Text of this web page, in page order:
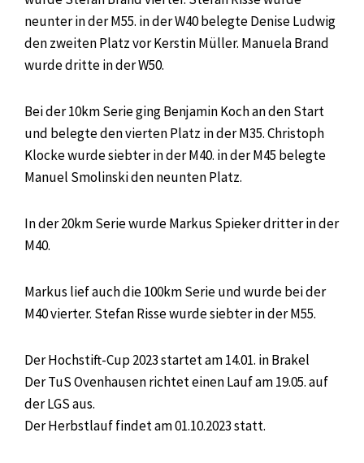
neunter in der M55. in der W40 belegte Denise Ludwig
den zweiten Platz vor Kerstin Müller. Manuela Brand
wurde dritte in der W50.
Bei der 10km Serie ging Benjamin Koch an den Start
und belegte den vierten Platz in der M35. Christoph
Klocke wurde siebter in der M40. in der M45 belegte
Manuel Smolinski den neunten Platz.
In der 20km Serie wurde Markus Spieker dritter in der
M40.
Markus lief auch die 100km Serie und wurde bei der
M40 vierter. Stefan Risse wurde siebter in der M55.
Der Hochstift-Cup 2023 startet am 14.01. in Brakel
Der TuS Ovenhausen richtet einen Lauf am 19.05. auf
der LGS aus.
Der Herbstlauf findet am 01.10.2023 statt.